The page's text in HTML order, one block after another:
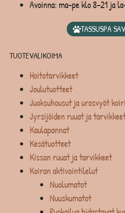
Avoinna: ma-pe klo 8-21 ja
TASSUSPA
TUOTEVALIKOIMA
Hoitotarvikkeet
Joulutuotteet
Juoksuhousut ja urosvyöt
Jyrsijöiden ruuat ja
Kaulapannat
Kesätuotteet
Kissan ruuat ja tarvikkeet
Koiran aktivointilelut
Nuolumatot
Nuuskumatot